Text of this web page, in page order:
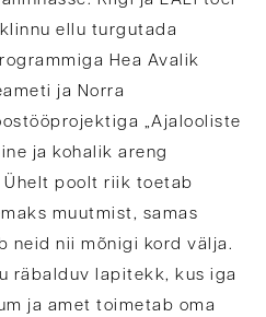
ellu turgutada
Hea Avalik
ja Norra
„Ajalooliste
ja kohalik areng
Ühelt poolt riik toetab
muutmist, samas
neid nii mõnigi kord välja.
räbalduv lapitekk, kus iga
ja amet toimetab oma